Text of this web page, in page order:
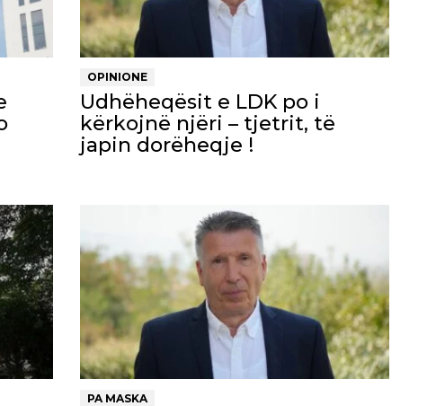
OPINIONE
Udhëheqësit e LDK po i
kërkojnë njëri – tjetrit, të
japin dorëheqje !
PA MASKA